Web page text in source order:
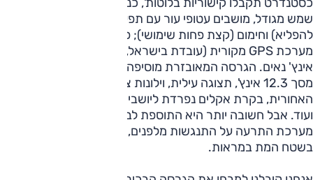
שמש מגודל, מושבים עטופי עור עם תפעול חשמלי, אוורור (שימושי
להפליא) וחימום (קצת פחות שימושי); פנסי קסנון עוקבי פניה,
אינץ' נאים. הגרסה המאובזרת מוסיפה לוח מחוונים המוקרן על
מסך 12.3 אינץ', תצוגה עילית, וילונות צד מאחור ובשמשה
האחורית, בקרת אקלים נפרדת ליושבים מאחור עם חימום
ועוד. אבל חשובה יותר היא התוספת לבטיחות האקטיבית, בדמות
מערכת התרעה על התנגשות מלפנים, סטיה מנתיב וזיהוי רכב
בשטח המת במראות.